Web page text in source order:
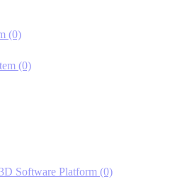
(0)
(0)
Software Platform (0)